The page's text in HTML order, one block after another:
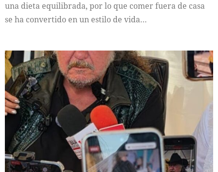
una dieta equilibrada, por lo que comer fuera de casa
se ha convertido en un estilo de vida…